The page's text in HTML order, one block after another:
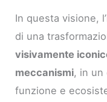
In questa visione,
di una
visivamente
meccanismi, in un
funzione e